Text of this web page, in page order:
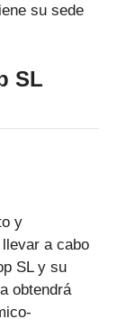
su sede
SL
y
a cabo
SL y su
obtendrá